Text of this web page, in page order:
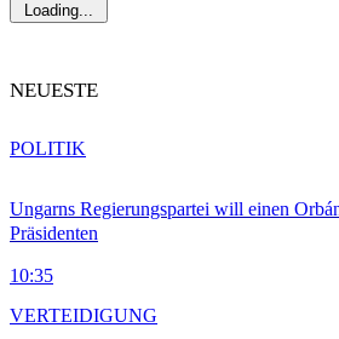
Loading...
NEUESTE
Ungarns Regierungspartei will einen
Präsidenten
10:35
POLITIK
VERTEIDIGUNG